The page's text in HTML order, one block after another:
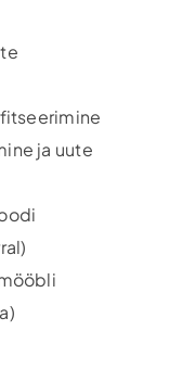
ja uute